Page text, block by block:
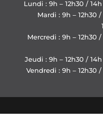
Lundi : 9h – 12h30 / 14h
Mardi : 9h – 12h30 /
Mercredi : 9h – 12h30 /
Jeudi : 9h – 12h30 / 14h
Vendredi : 9h – 12h30 /